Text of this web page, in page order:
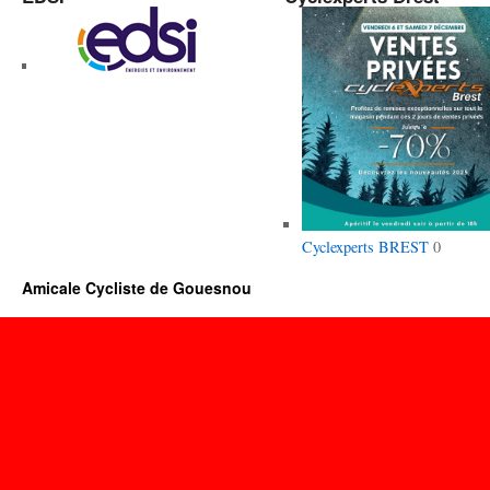
Cyclexperts BREST0
Amicale Cycliste de Gouesnou